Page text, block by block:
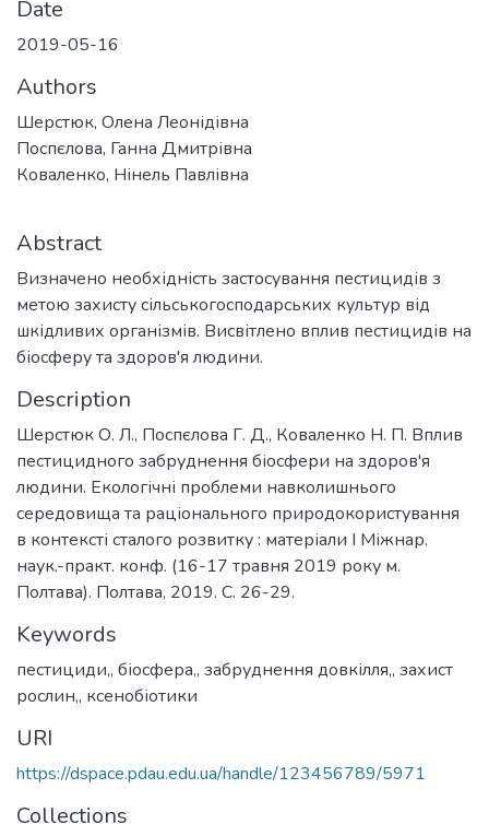
Date
2019-05-16
Authors
Шерстюк, Олена Леонідівна
Поспєлова, Ганна Дмитрівна
Коваленко, Нінель Павлівна
Abstract
Визначено необхідність застосування пестицидів з
метою захисту сільськогосподарських культур від
шкідливих організмів. Висвітлено вплив пестицидів на
біосферу та здоров'я людини.
Description
Шерстюк О. Л., Поспєлова Г. Д., Коваленко Н. П. Вплив
пестицидного забруднення біосфери на здоров'я
людини. Екологічні проблеми навколишнього
середовища та раціонального природокористування
в контексті сталого розвитку : матеріали І Міжнар.
наук.-практ. конф. (16-17 травня 2019 року м.
Полтава). Полтава, 2019. С. 26-29.
Keywords
пестициди,, біосфера,, забруднення довкілля,, захист
рослин,, ксенобіотики
URI
https://dspace.pdau.edu.ua/handle/123456789/5971
Collections